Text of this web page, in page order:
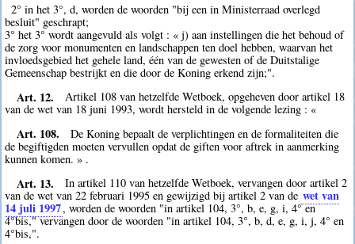
2° in het 3°, d, worden de woorden "bij een in Ministerraad overlegd
besluit" geschrapt;
3° het 3° wordt aangevuld als volgt : « j) aan instellingen die het behoud of
de zorg voor monumenten en landschappen ten doel hebben, waarvan het
invloedsgebied het gehele land, één van de gewesten of de Duitstalige
Gemeenschap bestrijkt en die door de Koning erkend zijn;".
Art. 12.
Artikel 108 van hetzelfde Wetboek, opgeheven door artikel 18
van de wet van 18 juni 1993, wordt hersteld in de volgende lezing : «
Art. 108.
De Koning bepaalt de verplichtingen en de formaliteiten die
de begiftigden moeten vervullen opdat de giften voor aftrek in aanmerking
kunnen komen. » .
Art. 13.
In artikel 110 van hetzelfde Wetboek, vervangen door artikel 2
van de wet van 22 februari 1995 en gewijzigd bij artikel 2 van de wet van
14 juli 1997, worden de woorden "in artikel 104, 3°, b, e, g, i, 4° en
4°bis," vervangen door de woorden "in artikel 104, 3°, b, d, e, g, i, j, 4° en
4°bis,".